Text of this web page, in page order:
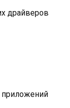
драйверов
приложений